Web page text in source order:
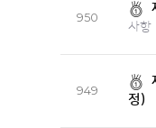
950
사항
949
정)